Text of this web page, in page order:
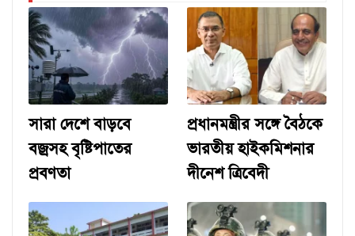
সারা দেশে বাড়বে
বজ্রসহ বৃষ্টিপাতের
প্রবণতা
প্রধানমন্ত্রীর সঙ্গে বৈঠকে
ভারতীয় হাইকমিশনার
দীনেশ ত্রিবেদী